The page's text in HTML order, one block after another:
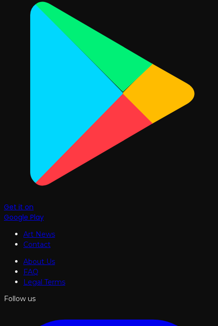
Get it on
Google Play
Art News
Contact
About Us
FAQ
Legal Terms
Follow us